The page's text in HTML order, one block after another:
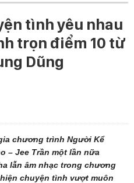
tình yêu nhau
trọn điểm 10 từ
Dũng
chương trình Người Kể
– Jee Trần một lần nữa
lẫn âm nhạc trong chương
chuyện tình vượt muôn